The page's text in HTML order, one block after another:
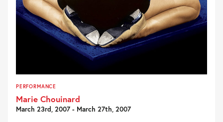
PERFORMANCE
Marie Chouinard
March 23rd, 2007 - March 27th, 2007